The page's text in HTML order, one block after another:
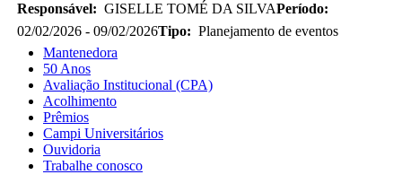
Responsável: GISELLE TOMÉ DA SILVAPeríodo:
02/02/2026 - 09/02/2026Tipo: Planejamento de eventos
Mantenedora
50 Anos
Avaliação Institucional (CPA)
Acolhimento
Prêmios
Campi Universitários
Ouvidoria
Trabalhe conosco